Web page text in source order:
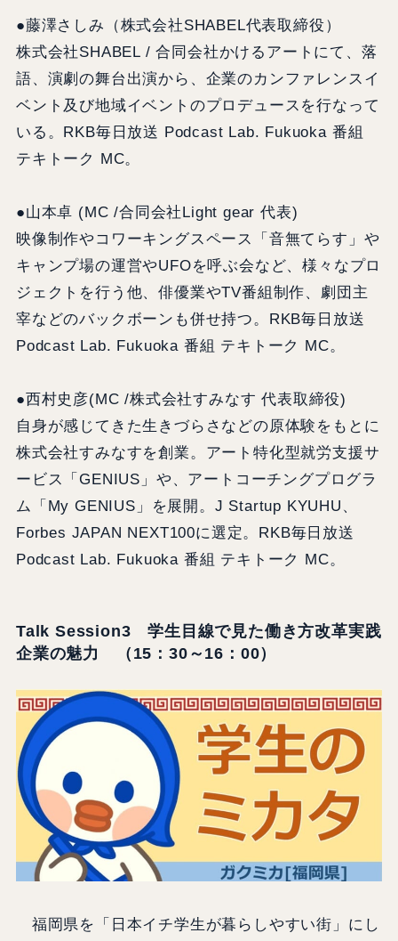
●藤澤さしみ（株式会社SHABEL代表取締役）
株式会社SHABEL / 合同会社かけるアートにて、落
語、演劇の舞台出演から、企業のカンファレンスイ
ベント及び地域イベントのプロデュースを行なって
いる。RKB毎日放送 Podcast Lab. Fukuoka 番組
テキトーク MC。
●山本卓 (MC /合同会社Light gear 代表)
映像制作やコワーキングスペース「音無てらす」や
キャンプ場の運営やUFOを呼ぶ会など、様々なプロ
ジェクトを行う他、俳優業やTV番組制作、劇団主
宰などのバックボーンも併せ持つ。RKB毎日放送
Podcast Lab. Fukuoka 番組 テキトーク MC。
●西村史彦(MC /株式会社すみなす 代表取締役)
自身が感じてきた生きづらさなどの原体験をもとに
株式会社すみなすを創業。アート特化型就労支援サ
ービス「GENIUS」や、アートコーチングプログラ
ム「My GENIUS」を展開。J Startup KYUHU、
Forbes JAPAN NEXT100に選定。RKB毎日放送
Podcast Lab. Fukuoka 番組 テキトーク MC。
Talk Session3 学生目線で見た働き方改革実践
企業の魅力 （15：30～16：00）
福岡県を「日本イチ学生が暮らしやすい街」にし